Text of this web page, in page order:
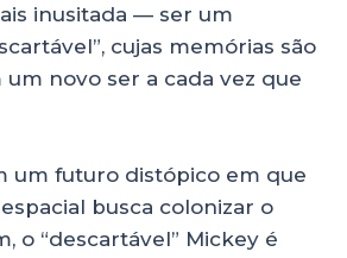
inusitada — ser um
cujas memórias são
um novo ser a cada vez que
um futuro distópico em que
busca colonizar o
o “descartável” Mickey é